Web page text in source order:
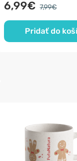
6,99€ 7,99€
Pridať do